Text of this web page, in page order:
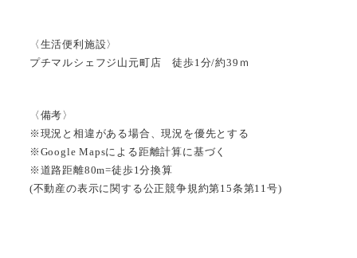
〈生活便利施設〉
プチマルシェフジ山元町店 徒歩1分/約39ｍ
〈備考〉
※現況と相違がある場合、現況を優先とする
※Google Mapsによる距離計算に基づく
※道路距離80m=徒歩1分換算
(不動産の表示に関する公正競争規約第15条第11号)